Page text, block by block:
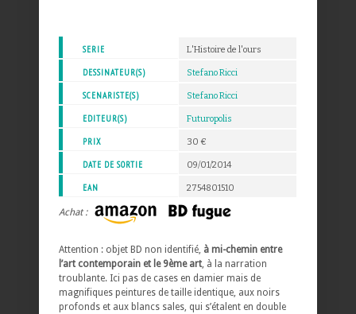
SERIE L'Histoire de l'ours
DESSINATEUR(S) Stefano Ricci
SCENARISTE(S) Stefano Ricci
EDITEUR(S) Futuropolis
PRIX 30 €
DATE DE SORTIE 09/01/2014
EAN 2754801510
Achat :
Attention : objet BD non identifié, à mi-chemin entre
l’art contemporain et le 9ème art , à la narration
troublante. Ici pas de cases en damier mais de
magnifiques peintures de taille identique, aux noirs
profonds et aux blancs sales, qui s’étalent en double